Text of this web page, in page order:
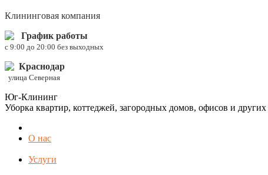
Клининговая компания
График работы
c 9:00 до 20:00 без выходных
Краснодар
улица Северная
Юг-Клининг
Уборка квартир, коттеджей, загородных домов, офисов и
О нас
Услуги